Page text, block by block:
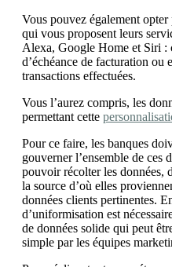
Vous pouvez également
qui vous proposent leurs
Alexa, Google Home et Siri :
d’échéance de facturation ou
transactions effectuées.
Vous l’aurez compris, les
permettant cette
Pour ce faire, les banques
gouverner l’ensemble de ces
pouvoir récolter les données,
la source d’où elles
données clients pertinentes.
d’uniformisation est
de données solide qui peut
simple par les équipes